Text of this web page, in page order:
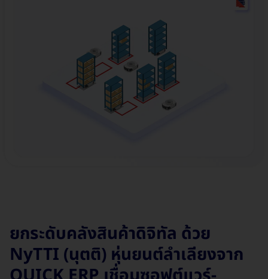
ยกระดับคลังสินค้าดิจิทัล ด้วย
NyTTI (นุตติ) หุ่นยนต์ลำเลียงจาก